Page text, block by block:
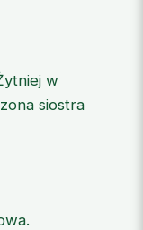
w
siostra